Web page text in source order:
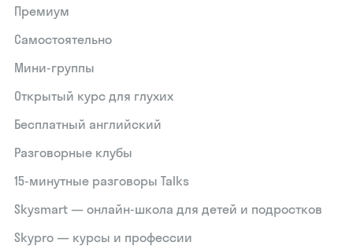
Премиум
Самостоятельно
Мини-группы
Открытый курс для глухих
Бесплатный английский
Разговорные клубы
15‑минутные разговоры Talks
Skysmart — онлайн-школа для детей и подростков
Skypro — курсы и профессии